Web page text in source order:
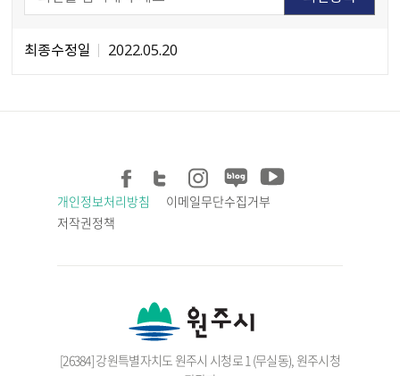
최종수정일 2022.05.20
개인정보처리방침
이메일무단수집거부
저작권정책
[26384] 강원특별자치도 원주시 시청로 1 (무실동), 원주시청